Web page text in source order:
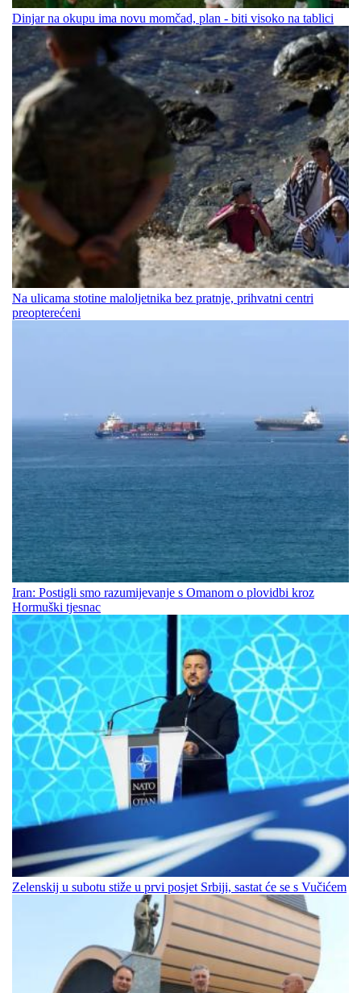
Dinjar na okupu ima novu momčad, plan - biti visoko na tablici
Na ulicama stotine maloljetnika bez pratnje, prihvatni centri
preopterećeni
Iran: Postigli smo razumijevanje s Omanom o plovidbi kroz
Hormuški tjesnac
Zelenskij u subotu stiže u prvi posjet Srbiji, sastat će se s Vučićem